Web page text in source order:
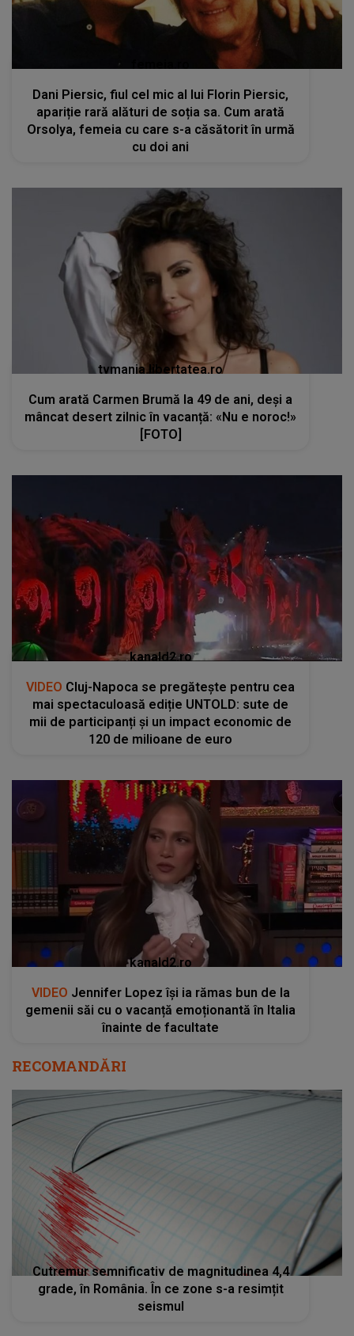
Dani Piersic, fiul cel mic al lui Florin Piersic,
apariție rară alături de soția sa. Cum arată
Orsolya, femeia cu care s-a căsătorit în urmă
cu doi ani
tvmania.libertatea.ro
Cum arată Carmen Brumă la 49 de ani, deși a
mâncat desert zilnic în vacanță: «Nu e noroc!»
[FOTO]
kanald2.ro
VIDEO Cluj-Napoca se pregătește pentru cea
mai spectaculoasă ediție UNTOLD: sute de
mii de participanți și un impact economic de
120 de milioane de euro
kanald2.ro
VIDEO Jennifer Lopez își ia rămas bun de la
gemenii săi cu o vacanță emoționantă în Italia
înainte de facultate
RECOMANDĂRI
Cutremur semnificativ de magnitudinea 4,4
grade, în România. În ce zone s-a resimțit
seismul